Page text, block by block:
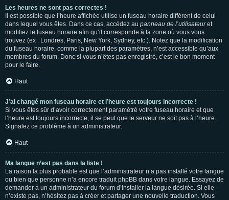
Les heures ne sont pas correctes !
Il est possible que l’heure affichée utilise un fuseau horaire différent de celui
dans lequel vous êtes. Dans ce cas, accédez au panneau de l’utilisateuret
modifiez le fuseau horaire afin qu’il corresponde à la zone où vous vous
trouvez (ex : Londres, Paris, New York, Sydney, etc.). Notez que la modification
du fuseau horaire, comme la plupart des paramètres, n’est accessible qu’aux
membres du forum. Donc si vous n’êtes pas enregistré, c’est le bon moment
pour le faire.
Haut
J’ai changé mon fuseau horaire et l’heure est toujours incorrecte !
Si vous êtes sûr d’avoir correctement paramétré votre fuseau horaire et que
l’heure est toujours incorrecte, il se peut que le serveur ne soit pas à l’heure.
Signalez ce problème à un administrateur.
Haut
Ma langue n’est pas dans la liste !
La raison la plus probable est que l’administrateur n’a pas installé votre langue
ou bien que personne n’a encore traduit phpBB dans votre langue. Essayez de
demander à un administrateur du forum d’installer la langue désirée. Si elle
n’existe pas, n’hésitez pas à créer et partager une nouvelle traduction. Vous